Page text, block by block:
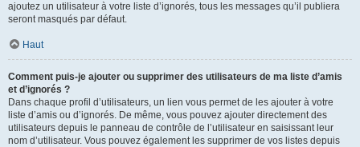
ajoutez un utilisateur à votre liste d’ignorés, tous les messages qu’il publiera
seront masqués par défaut.
Haut
Comment puis-je ajouter ou supprimer des utilisateurs de ma liste d’amis
et d’ignorés ?
Dans chaque profil d’utilisateurs, un lien vous permet de les ajouter à votre
liste d’amis ou d’ignorés. De même, vous pouvez ajouter directement des
utilisateurs depuis le panneau de contrôle de l’utilisateur en saisissant leur
nom d’utilisateur. Vous pouvez également les supprimer de vos listes depuis